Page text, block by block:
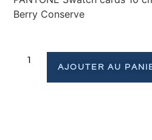
Berry Conserve
AJOUTER AU